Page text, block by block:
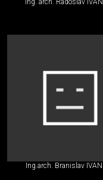
Ing. arch. Radoslav IVAN
Ing.arch. Branislav IVAN